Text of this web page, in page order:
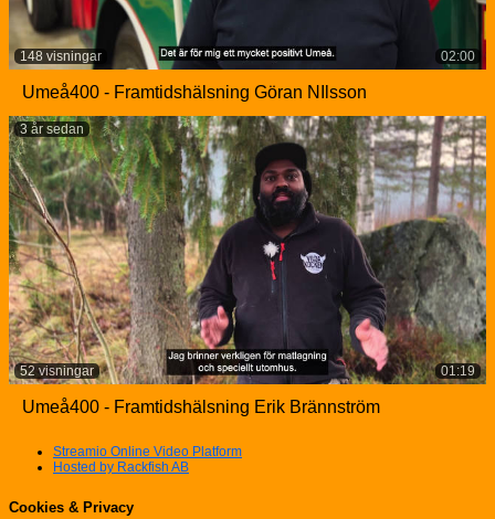
02:00
148 visningar
Umeå400 - Framtidshälsning Göran NIlsson
01:19
52 visningar
3 år sedan
Umeå400 - Framtidshälsning Erik Brännström
Streamio Online Video Platform
Hosted by Rackfish AB
Cookies & Privacy